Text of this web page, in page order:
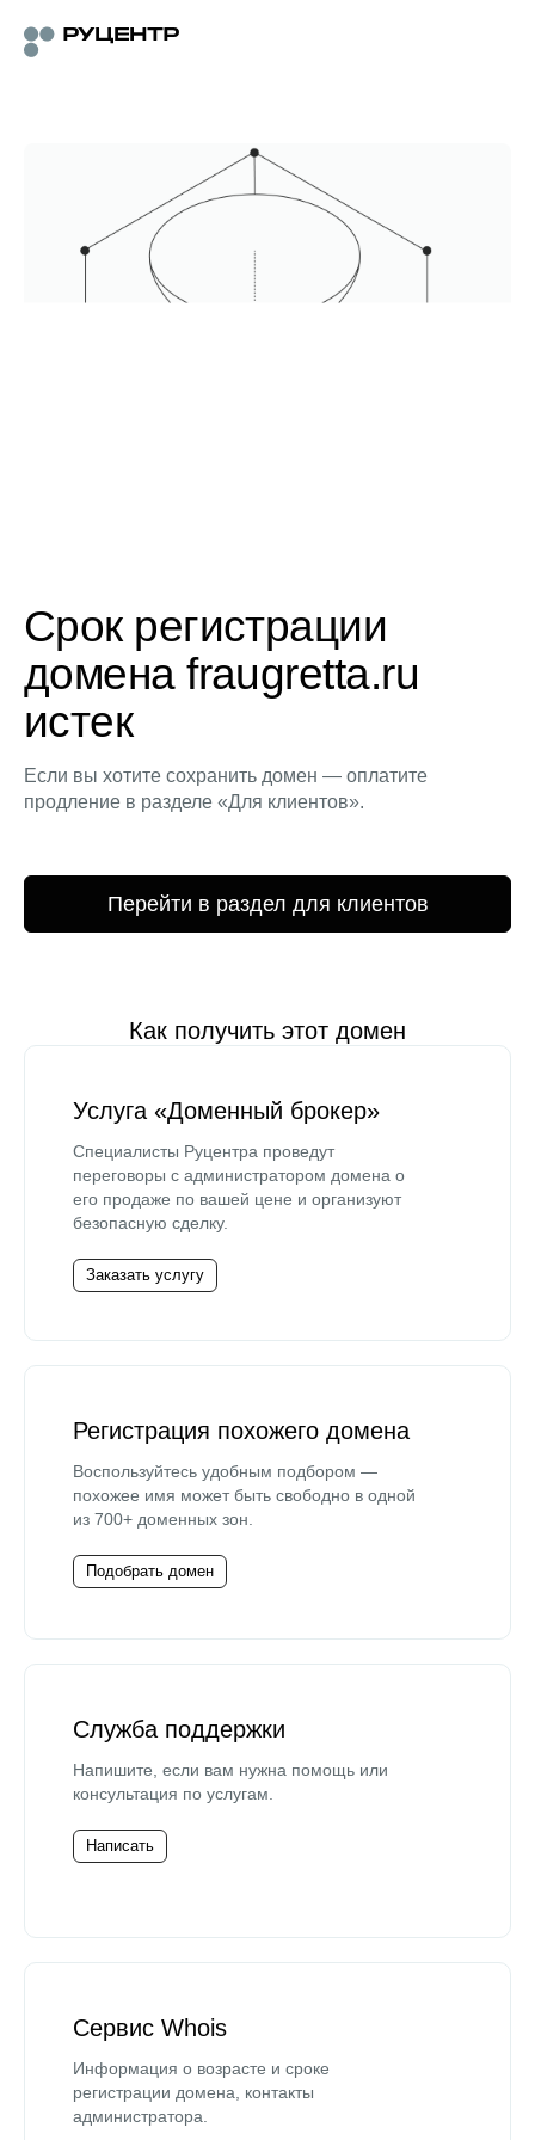
Срок регистрации
домена fraugretta.ru
истек
Если вы хотите сохранить домен — оплатите
продление в разделе «Для клиентов».
Перейти в раздел для клиентов
Как получить этот домен
Услуга «Доменный брокер»
Специалисты Руцентра проведут
переговоры с администратором домена о
его продаже по вашей цене и организуют
безопасную сделку.
Заказать услугу
Регистрация похожего домена
Воспользуйтесь удобным подбором —
похожее имя может быть свободно в одной
из 700+ доменных зон.
Подобрать домен
Служба поддержки
Напишите, если вам нужна помощь или
консультация по услугам.
Написать
Сервис Whois
Информация о возрасте и сроке
регистрации домена, контакты
администратора.